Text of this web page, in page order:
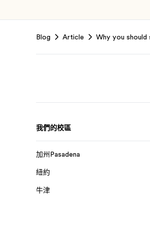
Blog Article Why you should
我們的校區
加州Pasadena
紐約
牛津